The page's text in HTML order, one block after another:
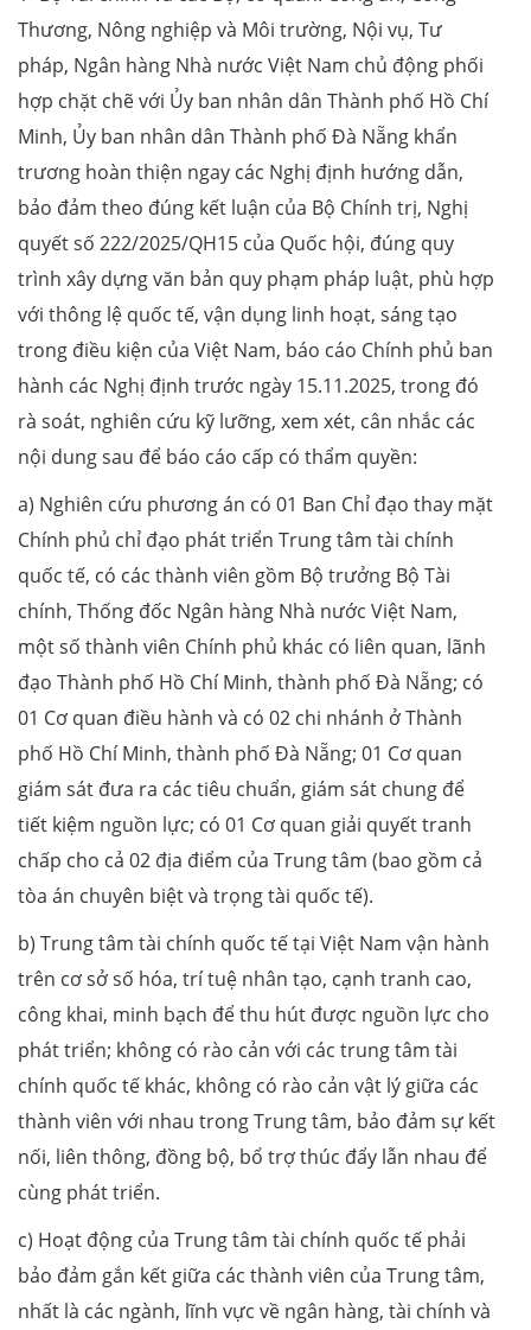
Thương, Nông nghiệp và Môi trường, Nội vụ, Tư
pháp, Ngân hàng Nhà nước Việt Nam chủ động phối
hợp chặt chẽ với Ủy ban nhân dân Thành phố Hồ Chí
Minh, Ủy ban nhân dân Thành phố Đà Nẵng khẩn
trương hoàn thiện ngay các Nghị định hướng dẫn,
bảo đảm theo đúng kết luận của Bộ Chính trị, Nghị
quyết số 222/2025/QH15 của Quốc hội, đúng quy
trình xây dựng văn bản quy phạm pháp luật, phù hợp
với thông lệ quốc tế, vận dụng linh hoạt, sáng tạo
trong điều kiện của Việt Nam, báo cáo Chính phủ ban
hành các Nghị định trước ngày 15.11.2025, trong đó
rà soát, nghiên cứu kỹ lưỡng, xem xét, cân nhắc các
nội dung sau để báo cáo cấp có thẩm quyền:
a) Nghiên cứu phương án có 01 Ban Chỉ đạo thay mặt
Chính phủ chỉ đạo phát triển Trung tâm tài chính
quốc tế, có các thành viên gồm Bộ trưởng Bộ Tài
chính, Thống đốc Ngân hàng Nhà nước Việt Nam,
một số thành viên Chính phủ khác có liên quan, lãnh
đạo Thành phố Hồ Chí Minh, thành phố Đà Nẵng; có
01 Cơ quan điều hành và có 02 chi nhánh ở Thành
phố Hồ Chí Minh, thành phố Đà Nẵng; 01 Cơ quan
giám sát đưa ra các tiêu chuẩn, giám sát chung để
tiết kiệm nguồn lực; có 01 Cơ quan giải quyết tranh
chấp cho cả 02 địa điểm của Trung tâm (bao gồm cả
tòa án chuyên biệt và trọng tài quốc tế).
b) Trung tâm tài chính quốc tế tại Việt Nam vận hành
trên cơ sở số hóa, trí tuệ nhân tạo, cạnh tranh cao,
công khai, minh bạch để thu hút được nguồn lực cho
phát triển; không có rào cản với các trung tâm tài
chính quốc tế khác, không có rào cản vật lý giữa các
thành viên với nhau trong Trung tâm, bảo đảm sự kết
nối, liên thông, đồng bộ, bổ trợ thúc đẩy lẫn nhau để
cùng phát triển.
c) Hoạt động của Trung tâm tài chính quốc tế phải
bảo đảm gắn kết giữa các thành viên của Trung tâm,
nhất là các ngành, lĩnh vực về ngân hàng, tài chính và